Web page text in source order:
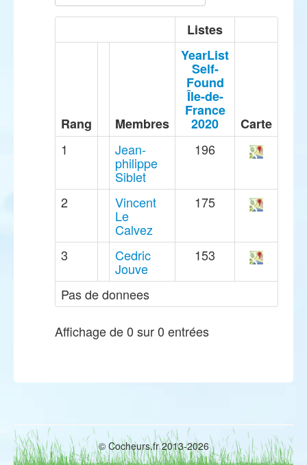
Listes
Rang Membres
YearList
Self-
Found
Île-de-
France
2020
Carte
1
Jean-
philippe
Siblet
196
2 Vincent
Le
Calvez
175
3 Cedric
Jouve
153
Pas de donnees
Affichage de 0 sur 0 entrées
© Cocheurs.fr 2013-2026